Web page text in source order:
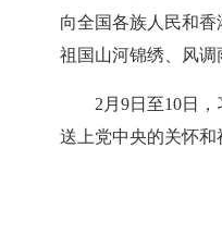
向全国各族人民和
祖国山河锦绣、风调
2月9日至10日
送上党中央的关怀和